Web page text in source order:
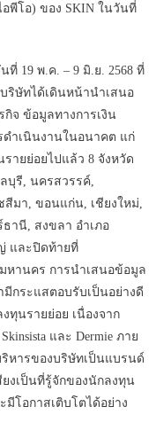
พีโอ) ของ SKIN ในวันที่
ที่ 19 พ.ค. – 9 มิ.ย. 2568 ที่
ริษัทได้เดินหน้านำเสนอ
จ ข้อมูลทางการเงิน
ดำเนินงานในอนาคต แก่
ายย่อยไปแล้ว 8 จังหวัด
บุรี, นครสวรรค์,
มา, ขอนแก่น, เชียงใหม่,
ธานี, สงขลา อำเภอ
และปิดท้ายที่
มหานคร การนำเสนอข้อมูล
กระแสตอบรับเป็นอย่างดี
ทุนรายย่อย เนื่องจาก
และ Dermie ภาย
ริหารของบริษัทเป็นแบรนด์
งเป็นที่รู้จักของนักลงทุน
โอกาสเติบโตได้อย่าง